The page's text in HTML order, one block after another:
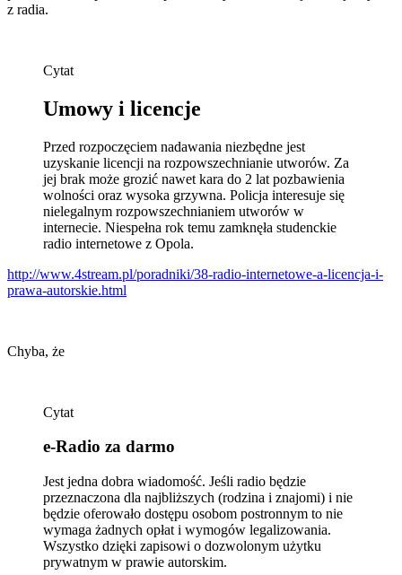
z radia.
Cytat
Umowy i licencje
Przed rozpoczęciem nadawania niezbędne jest
uzyskanie licencji na rozpowszechnianie utworów. Za
jej brak może grozić nawet kara do 2 lat pozbawienia
wolności oraz wysoka grzywna. Policja interesuje się
nielegalnym rozpowszechnianiem utworów w
internecie. Niespełna rok temu zamknęła studenckie
radio internetowe z Opola.
http://www.4stream.pl/poradniki/38-radio-internetowe-a-licencja-i-
prawa-autorskie.html
Chyba, że
Cytat
e-Radio za darmo
Jest jedna dobra wiadomość. Jeśli radio będzie
przeznaczona dla najbliższych (rodzina i znajomi) i nie
będzie oferowało dostępu osobom postronnym to nie
wymaga żadnych opłat i wymogów legalizowania.
Wszystko dzięki zapisowi o dozwolonym użytku
prywatnym w prawie autorskim.